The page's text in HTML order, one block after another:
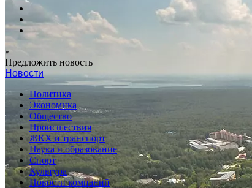
Предложить новость
Новости
Политика
Экономика
Общество
Происшествия
ЖКХ и транспорт
Наука и образование
Спорт
Культура
Новости компаний